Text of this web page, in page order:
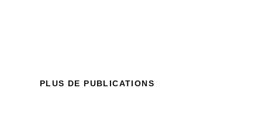
PLUS DE PUBLICATIONS